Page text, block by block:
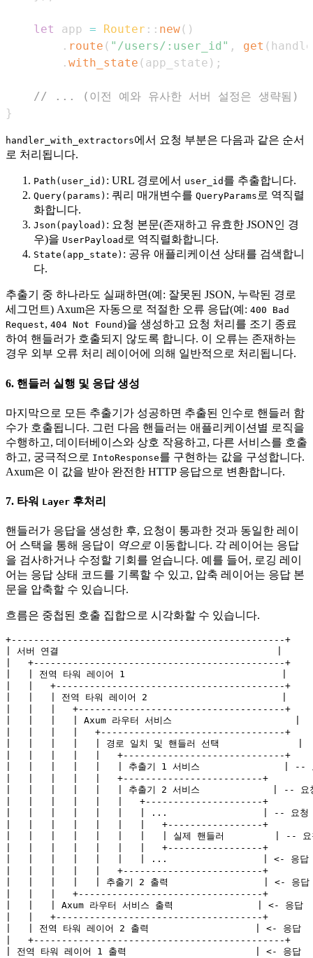
let app = Router :: new( )
. route ( "/users/:user_id" , get (
. with_state ( app_state ) ;
// ... (이전 예와 유사한 서버 설정은 생략됨)
}
handler_with_extractors에서 요청 부분은 다음과 같은 순서
로 처리됩니다.
Path(user_id) : URL 경로에서 user_id 를 추출합니다.
Query(params) : 쿼리 매개변수를 QueryParams 로 역직렬
화합니다.
Json(payload) : 요청 본문(존재하고 유효한 JSON인 경
우)을 UserPayload 로 역직렬화합니다.
State(app_state) : 공유 애플리케이션 상태를 검색합니
다.
추출기 중 하나라도 실패하면(예: 잘못된 JSON, 누락된 경로
세그먼트) Axum은 자동으로 적절한 오류 응답(예: 400 Bad
Request, 404 Not Found)을 생성하고 요청 처리를 조기 종료
하여 핸들러가 호출되지 않도록 합니다. 이 오류는 존재하는
경우 외부 오류 처리 레이어에 의해 일반적으로 처리됩니다.
6. 핸들러 실행 및 응답 생성
마지막으로 모든 추출기가 성공하면 추출된 인수로 핸들러 함
수가 호출됩니다. 그런 다음 핸들러는 애플리케이션별 로직을
수행하고, 데이터베이스와 상호 작용하고, 다른 서비스를 호출
하고, 궁극적으로 IntoResponse를 구현하는 값을 구성합니다.
Axum은 이 값을 받아 완전한 HTTP 응답으로 변환합니다.
7. 타워 Layer 후처리
핸들러가 응답을 생성한 후, 요청이 통과한 것과 동일한 레이
어 스택을 통해 응답이
역으로 이동합니다. 각 레이어는 응답
을 검사하거나 수정할 기회를 얻습니다. 예를 들어, 로깅 레이
어는 응답 상태 코드를 기록할 수 있고, 압축 레이어는 응답 본
문을 압축할 수 있습니다.
흐름은 중첩된 호출 집합으로 시각화할 수 있습니다.
+-------------------------------------------------+
| 서버 연결                                       |
|   +---------------------------------------------+
|   | 전역 타워 레이어 1                            |
|   |   +-----------------------------------------+
|   |   | 전역 타워 레이어 2                        |
|   |   |   +-------------------------------------+
|   |   |   | Axum 라우터 서비스                      |
|   |   |   |   +---------------------------------+
|   |   |   |   | 경로 일치 및 핸들러 선택              |
|   |   |   |   |   +-----------------------------+
|   |   |   |   |   | 추출기 1 서비스               | --
|   |   |   |   |   +-------------------------+
|   |   |   |   |   | 추출기 2 서비스             | -- 요
|   |   |   |   |   |   +---------------------+
|   |   |   |   |   |   | ...                 | -- 요청
|   |   |   |   |   |   |   +-----------------+
|   |   |   |   |   |   |   | 실제 핸들러         | -- 요청
|   |   |   |   |   |   |   +-----------------+
|   |   |   |   |   |   | ...                 | <- 응답
|   |   |   |   |   +-------------------------+
|   |   |   |   | 추출기 2 출력                 | <- 응답
|   |   |   +---------------------------------+
|   |   | Axum 라우터 서비스 출력               | <- 응답
|   |   +-------------------------------------+
|   | 전역 타워 레이어 2 출력                   | <- 응답
|   +---------------------------------------------+
| 전역 타워 레이어 1 출력                       | <- 응답